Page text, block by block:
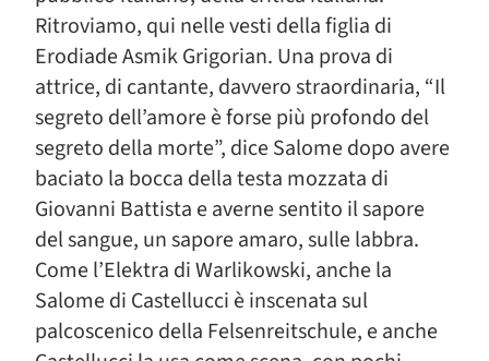
Ritroviamo, qui nelle vesti della figlia di
Erodiade Asmik Grigorian. Una prova di
attrice, di cantante, davvero straordinaria, “Il
segreto dell’amore è forse più profondo del
segreto della morte”, dice Salome dopo avere
baciato la bocca della testa mozzata di
Giovanni Battista e averne sentito il sapore
del sangue, un sapore amaro, sulle labbra.
Come l’Elektra di Warlikowski, anche la
Salome di Castellucci è inscenata sul
palcoscenico della Felsenreitschule, e anche